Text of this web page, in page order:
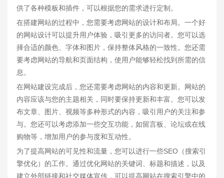
供了各种模板和插件，可以根据您的需求进行定制。
在搭建网站的过程中，您需要考虑网站的设计和布局。一个好
的网站设计可以提升用户体验，吸引更多的访问者。您可以选
择合适的颜色、字体和图片，保持整体风格的一致性。您还需
要考虑网站的导航和页面结构，使用户能够轻松找到所需的信
息。
在网站建设完成后，您还需要考虑网站的内容和更新。网站的
内容应该与您的主题相关，同时要保持更新和丰富。您可以发
布文章、图片、视频等多种形式的内容，吸引用户的关注和参
与。您还可以考虑添加一些交互功能，如留言板、论坛或在线
购物等，增加用户的参与度和互动性。
为了提高网站的可见性和流量，您可以进行一些SEO（搜索引
擎优化）的工作。通过优化网站的关键词、标题和描述，以及
建立外部链接和社交媒体宣传，可以提高网站在搜索引擎中的